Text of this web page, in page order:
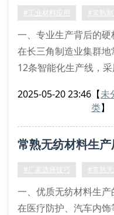
克重均匀度：每平方
#工业材料应用 #常熟
一、专业生产背后的硬
在长三角制造业集群
12条智能化生产线，
包装共设置23道检测工
通过自主研发的超声波
升40%。针对医疗防护
2025-05-20 23:46 【未
类】
常熟无纺材料生
#厂家选择技巧 #常熟无
一、优质无纺材料生
在医疗防护、汽车内